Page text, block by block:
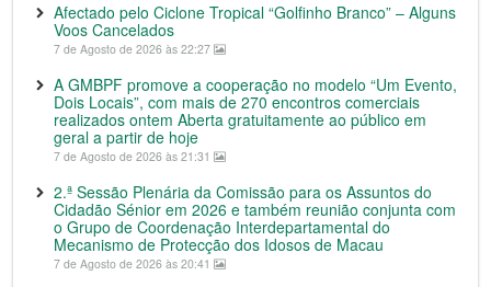
Afectado pelo Ciclone Tropical “Golfinho Branco” – Alguns
Voos Cancelados
7 de Agosto de 2026 às 22:27
A GMBPF promove a cooperação no modelo “Um Evento,
Dois Locais”, com mais de 270 encontros comerciais
realizados ontem Aberta gratuitamente ao público em
geral a partir de hoje
7 de Agosto de 2026 às 21:31
2.ª Sessão Plenária da Comissão para os Assuntos do
Cidadão Sénior em 2026 e também reunião conjunta com
o Grupo de Coordenação Interdepartamental do
Mecanismo de Protecção dos Idosos de Macau
7 de Agosto de 2026 às 20:41